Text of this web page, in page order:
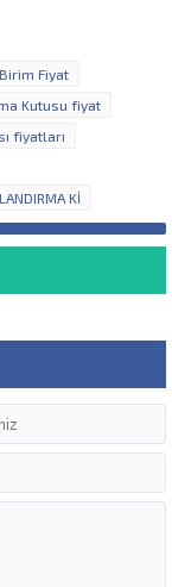
Birim Fiyat
Kutusu fiyat
fiyatları
Kİ